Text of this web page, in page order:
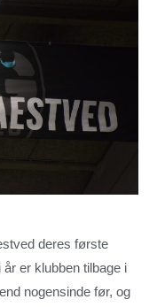
deres første
er klubben tilbage i
nogensinde før, og